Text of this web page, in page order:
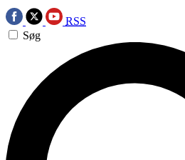
RSS
Søg